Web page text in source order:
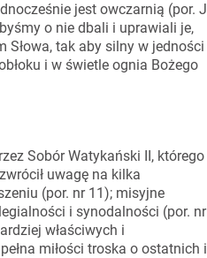
jest owczarnią (por. J
o nie dbali i uprawiali je,
tak aby silny w jedności
i w świetle ognia Bożego
Sobór Watykański II, którego
uwagę na kilka
(por. nr 11); misyjne
i synodalności (por. nr
właściwych i
miłości troska o ostatnich i